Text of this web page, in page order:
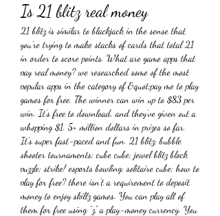
Is 21 blitz real money
21 blitz is similar to blackjack in the sense that
you’re trying to make stacks of cards that total 21
in order to score points. What are game apps that
pay real money? we researched some of the most
popular apps in the category of &quot;pay me to play
games for free. The winner can win up to $83 per
win. It’s free to download, and they’ve given out a
whopping $1. 5+ million dollars in prizes so far.
It’s super fast-paced and fun. 21 blitz; bubble
shooter tournaments; cube cube; jewel blitz block
puzzle; strike! esports bowling; solitaire cube; how to
play for free? there isn’t a requirement to deposit
money to enjoy skillz games. You can play all of
them for free using “z,” a play-money currency. You